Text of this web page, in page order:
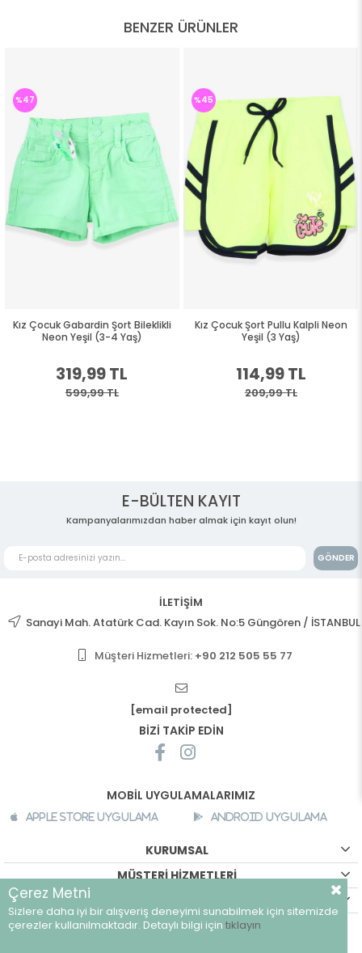
BENZER ÜRÜNLER
Kız Çocuk Gabardin Şort Bileklikli
Neon Yeşil (3-4 Yaş)
319,99 TL
599,99 TL
%47
Kız Çocuk Şort Pullu Kalpli Neon
Yeşil (3 Yaş)
114,99 TL
209,99 TL
%45
E-BÜLTEN KAYIT
Kampanyalarımızdan haber almak için kayıt olun!
GÖNDER
İLETİŞİM
Sanayi Mah. Atatürk Cad. Kayın Sok. No:5 Güngören / İSTANBUL
Müşteri Hizmetleri: +90 212 505 55 77
[email protected]
BİZİ TAKİP EDİN
MOBİL UYGULAMALARIMIZ
Apple Store Uygulama Android Uygulama
KURUMSAL
MÜŞTERİ HİZMETLERİ
©breeze.com.tr - Tüm hakları saklıdır.
Çerez Metni
Sizlere daha iyi bir alışveriş deneyimi sunabilmek için sitemizde
çerezler kullanılmaktadır. Detaylı bilgi için tıklayın